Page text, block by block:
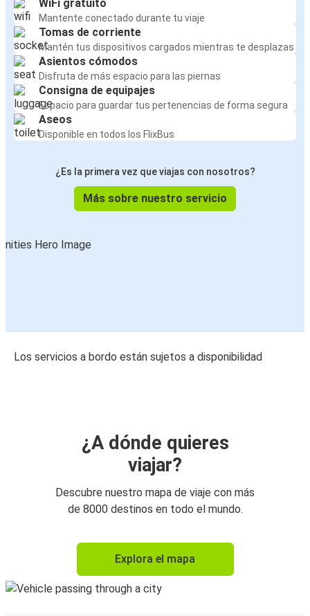
WiFi gratuito
Mantente conectado durante tu viaje
Tomas de corriente
Mantén tus dispositivos cargados mientras te desplazas
Asientos cómodos
Disfruta de más espacio para las piernas
Consigna de equipajes
Espacio para guardar tus pertenencias de forma segura
Aseos
Disponible en todos los FlixBus
¿Es la primera vez que viajas con nosotros?
Más sobre nuestro servicio
Los servicios a bordo están sujetos a disponibilidad
¿A dónde quieres
viajar?
Descubre nuestro mapa de viaje con más
de 8000 destinos en todo el mundo.
Explora el mapa